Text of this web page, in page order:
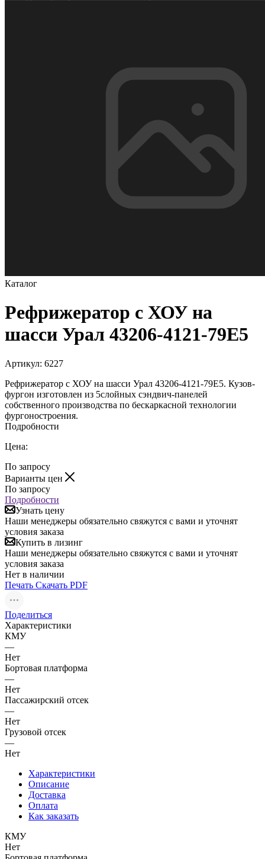
Каталог
Рефрижератор с ХОУ на
шасси Урал 43206-4121-79Е5
Артикул: 6227
Рефрижератор с ХОУ на шасси Урал 43206-4121-79Е5. Кузов-
фургон изготовлен из 5слойных сэндвич-панелей
собственного производства по бескаркасной технологии
фургоностроения.
Подробности
Цена:
По запросу
Варианты цен
По запросу
Подробности
Узнать цену
Наши менеджеры обязательно свяжутся с вами и уточнят
условия заказа
Купить в лизинг
Наши менеджеры обязательно свяжутся с вами и уточнят
условия заказа
Нет в наличии
Печать Скачать PDF
Поделиться
Характеристики
КМУ
—
Нет
Бортовая платформа
—
Нет
Пассажирский отсек
—
Нет
Грузовой отсек
—
Нет
Характеристики
Описание
Доставка
Оплата
Как заказать
КМУ
Нет